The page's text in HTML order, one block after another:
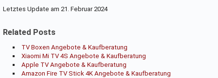
Letztes Update am 21. Februar 2024
Related Posts
TV Boxen Angebote & Kaufberatung
Xiaomi Mi TV 4S Angebote & Kaufberatung
Apple TV Angebote & Kaufberatung
Amazon Fire TV Stick 4K Angebote & Kaufberatung